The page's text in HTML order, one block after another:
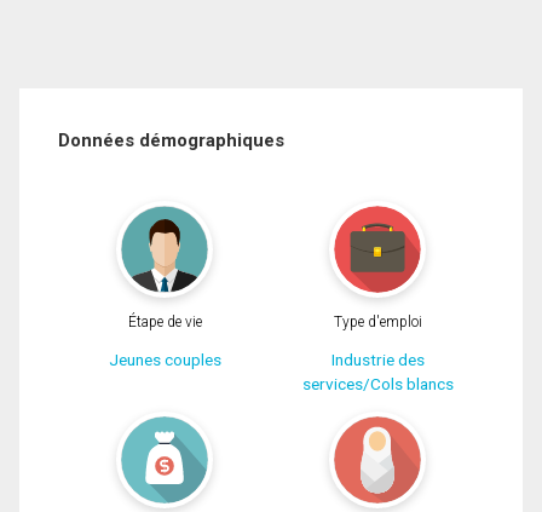
Données démographiques
Étape de vie
Jeunes couples
Type d'emploi
Industrie des
services/Cols blancs